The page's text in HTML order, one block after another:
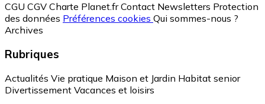
CGU CGV Charte Planet.fr Contact Newsletters Protection
des données Préférences cookies Qui sommes-nous ?
Archives
Rubriques
Actualités Vie pratique Maison et Jardin Habitat senior
Divertissement Vacances et loisirs